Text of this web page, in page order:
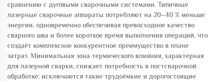
сравнению с дуговыми сварочными системами. Типичные
лазерные сварочные аппараты потребляют на 20–40 % меньше
энергии, одновременно обеспечивая превосходное качество
сварного шва и более короткое время выполнения операций, что
создаёт комплексное конкурентное преимущество в плане
затрат. Минимальная зона термического влияния, характерная
для лазерной сварки, снижает потребность в постсварочной
обработке: исключаются такие трудоёмкие и дорогостоящие